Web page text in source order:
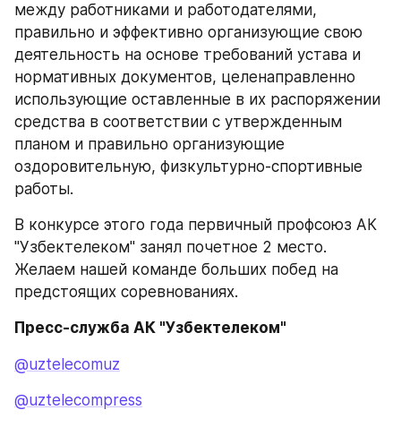
между работниками и работодателями,
правильно и эффективно организующие свою
деятельность на основе требований устава и
нормативных документов, целенаправленно
использующие оставленные в их распоряжении
средства в соответствии с утвержденным
планом и правильно организующие
оздоровительную, физкультурно-спортивные
работы.
В конкурсе этого года первичный профсоюз АК
"Узбектелеком" занял почетное 2 место.
Желаем нашей команде больших побед на
предстоящих соревнованиях.
Пресс-служба АК "Узбектелеком"
@uztelecomuz
@uztelecompress